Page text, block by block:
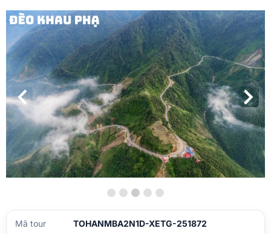
Mã tour TOHANMBA2N1D-XETG-251872